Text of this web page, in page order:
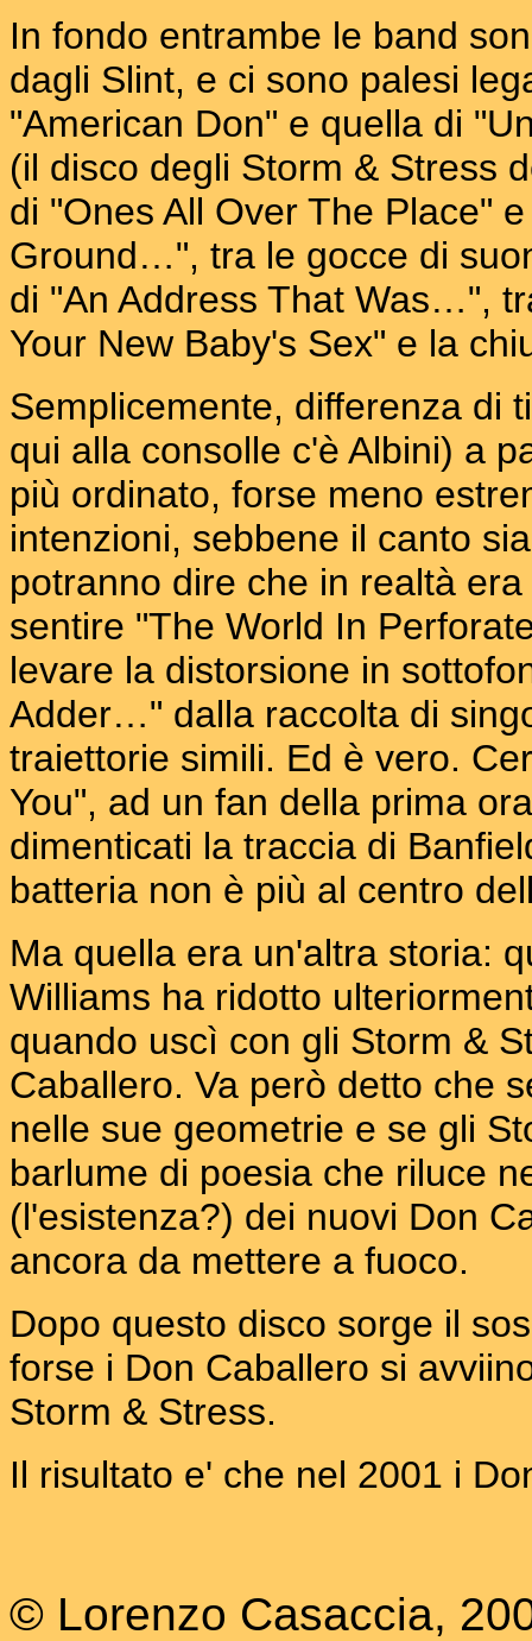
In fondo entrambe le band
dagli Slint, e ci sono palesi
"American Don" e quella di
(il disco degli Storm & Stress
di "Ones All Over The Place"
Ground…", tra le gocce di
di "An Address That Was…",
Your New Baby's Sex" e la
Semplicemente, differenza di
qui alla consolle c'è Albini) a
più ordinato, forse meno
intenzioni, sebbene il canto
potranno dire che in realtà
sentire "The World In
levare la distorsione in
Adder…" dalla raccolta di
traiettorie simili. Ed è vero.
You", ad un fan della prima
dimenticati la traccia di
batteria non è più al centro
Ma quella era un'altra storia:
Williams ha ridotto
quando uscì con gli Storm &
Caballero. Va però detto che
nelle sue geometrie e se gli
barlume di poesia che riluce
(l'esistenza?) dei nuovi Don
ancora da mettere a fuoco.
Dopo questo disco sorge il
forse i Don Caballero si
Storm & Stress.
Il risultato e' che nel 2001 i
© Lorenzo Casaccia,